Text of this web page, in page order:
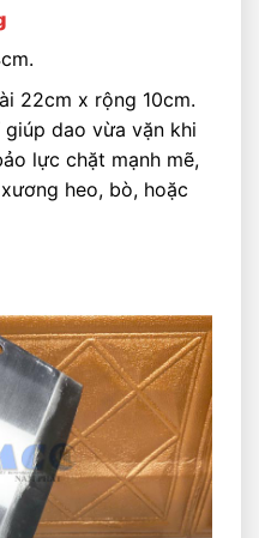
22cm x rộng 10cm.
dao vừa vặn khi
lực chặt mạnh mẽ,
heo, bò, hoặc